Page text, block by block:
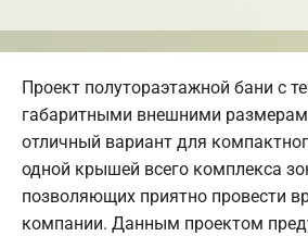
Проект полутораэтажной бани с
габаритными внешними
отличный вариант для
одной крышей всего комплекса
позволяющих приятно провести
компании. Данным проектом